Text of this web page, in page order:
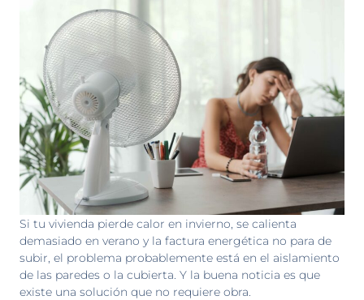
Si tu vivienda pierde calor en invierno, se calienta
demasiado en verano y la factura energética no para de
subir, el problema probablemente está en el aislamiento
de las paredes o la cubierta. Y la buena noticia es que
existe una solución que no requiere obra.